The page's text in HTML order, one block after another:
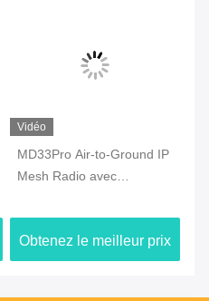
Vidéo
MD33Pro Air-to-Ground IP
Mesh Radio avec
Obtenez le meilleur prix